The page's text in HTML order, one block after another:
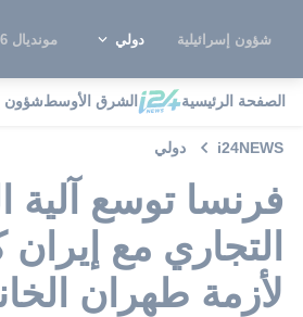
شؤون إسرائيلية دولي مونديال 2026
الصفحة الرئيسية الشرق الأوسطشؤون
i24NEWS دولي
فرنسا توسع آلية
التجاري مع إيران
لأزمة طهران